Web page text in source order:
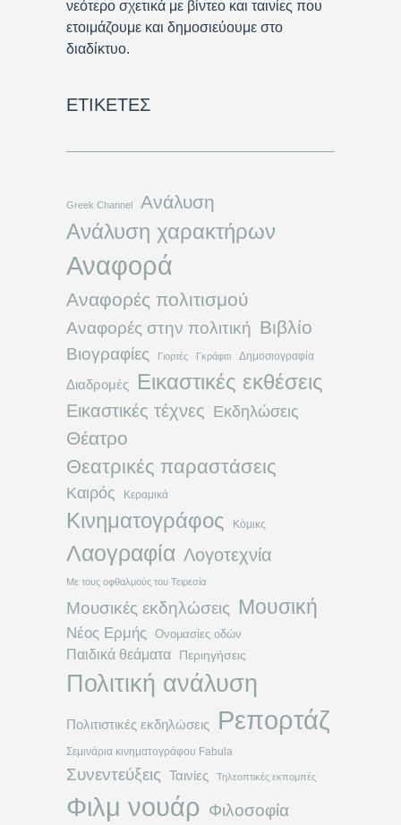
νεότερο σχετικά με βίντεο και ταινίες που
ετοιμάζουμε και δημοσιεύουμε στο
διαδίκτυο.
ΕΤΙΚΈΤΕΣ
Greek Channel Ανάλυση
Ανάλυση χαρακτήρων
Αναφορά
Αναφορές πολιτισμού
Αναφορές στην πολιτική Βιβλίο
Βιογραφίες Γιορτές Γκράφιτι Δημοσιογραφία
Διαδρομές Εικαστικές εκθέσεις
Εικαστικές τέχνες Εκδηλώσεις
Θέατρο
Θεατρικές παραστάσεις
Καιρός Κεραμικά
Κινηματογράφος Κόμικς
Λαογραφία Λογοτεχνία
Με τους οφθαλμούς του Τειρεσία
Μουσικές εκδηλώσεις Μουσική
Νέος Ερμής Ονομασίες οδών
Παιδικά θεάματα Περιηγήσεις
Πολιτική ανάλυση
Πολιτιστικές εκδηλώσεις Ρεπορτάζ
Σεμινάρια κινηματογράφου Fabula
Συνεντεύξεις Ταινίες Τηλεοπτικές εκπομπές
Φιλμ νουάρ Φιλοσοφία